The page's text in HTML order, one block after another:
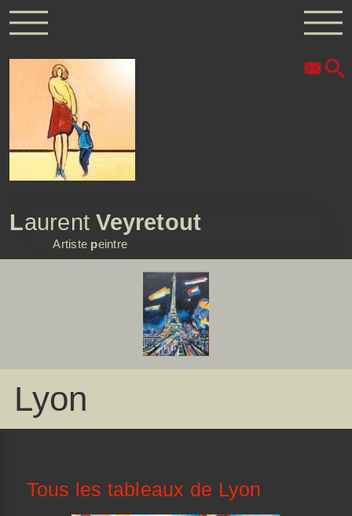
LaurentVeyretout
Artiste peintre
Lyon
Tous les tableaux de Lyon